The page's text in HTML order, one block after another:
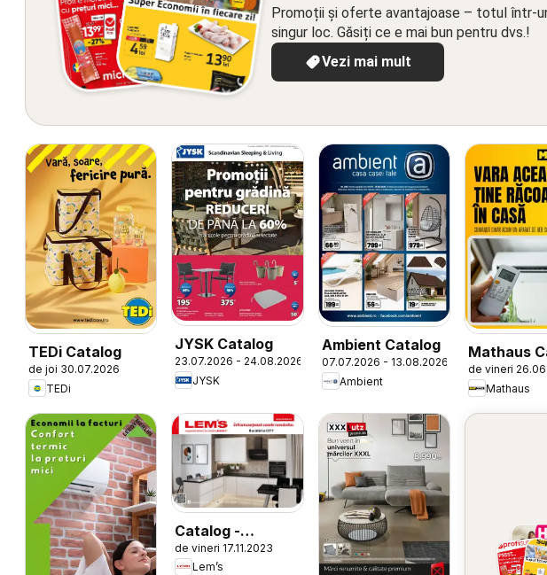
Promoții și oferte avantajoase – totul într-
singur loc. Găsiți ce e mai bun pentru dvs.!
Vezi mai mult
TEDi Catalog
de joi 30.07.2026
TEDi
JYSK Catalog
23.07.2026 - 24.08.2026
JYSK
Ambient Catalog
07.07.2026 - 13.08.2026
Ambient
Mathaus
de vineri
Mathaus
Catalog -
Bucătăria City
de vineri 17.11.2023
Lem’s